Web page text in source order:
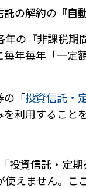
託の解約の 『自
年の『非課税期
毎年毎年「一定
の「投資信託・
利用すること
「投資信託・定
えません。 こ